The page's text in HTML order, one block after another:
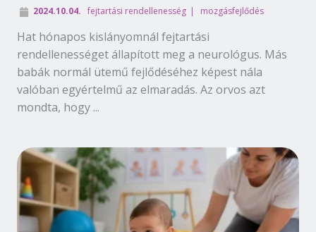
2024.10.04. fejtartási rendellenesség mozgásfejlődés
Hat hónapos kislányomnál fejtartási
rendellenességet állapított meg a neurológus. Más
babák normál ütemű fejlődéséhez képest nála
valóban egyértelmű az elmaradás. Az orvos azt
mondta, hogy ...